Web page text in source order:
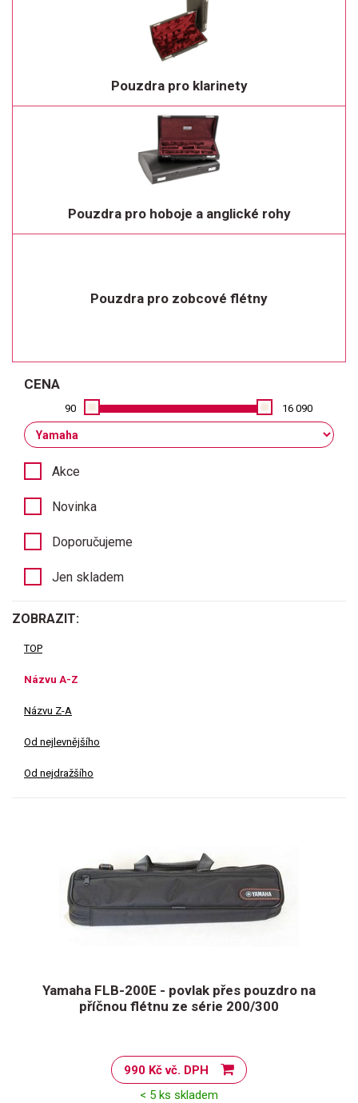
Pouzdra pro klarinety
Pouzdra pro hoboje a anglické rohy
Pouzdra pro zobcové flétny
CENA
90 16 090
Akce
Novinka
Doporučujeme
Jen skladem
ZOBRAZIT:
TOP
Názvu A-Z
Názvu Z-A
Od nejlevnějšího
Od nejdražšího
Yamaha FLB-200E - povlak přes pouzdro na
příčnou flétnu ze série 200/300
990 Kč vč. DPH
< 5 ks skladem